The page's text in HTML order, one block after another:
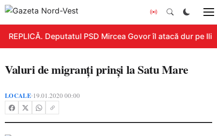
REPLICĂ. Deputatul PSD Mircea Govor îl atacă dur pe
Valuri de migranți prinși la Satu Mare
LOCALE•19.01.2020 00:00